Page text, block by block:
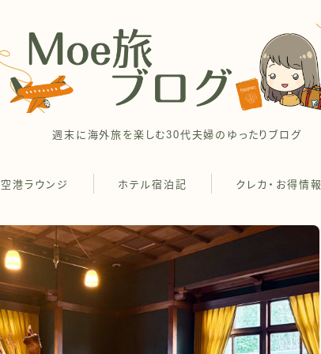
週末に海外旅を楽しむ30代夫婦のゆったりブログ
空港ラウンジ ホテル宿泊記 クレカ・お得情報